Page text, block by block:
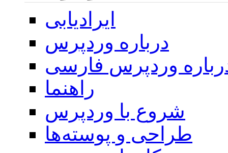
ایرادیابی
درباره وردپرس
وردپرس فارسی
راهنما
شروع با وردپرس
طراحی و پوسته‌ها